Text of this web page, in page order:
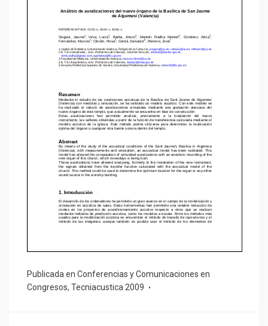
Publicada en Conferencias y Comunicaciones en
Congresos, Tecniacustica 2009